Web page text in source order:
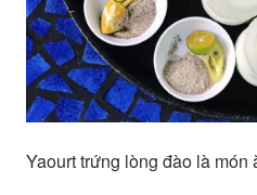
Yaourt trứng lòng đào là